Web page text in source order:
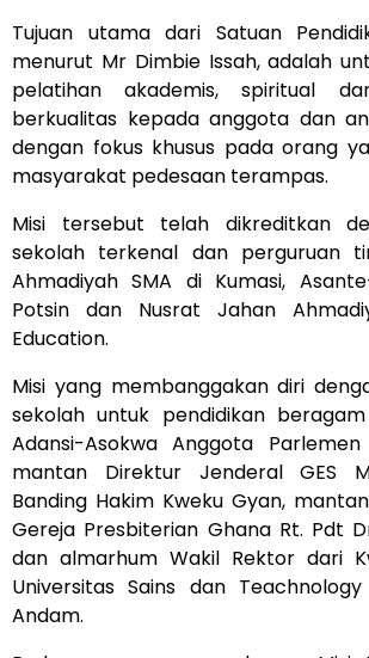
Tujuan utama dari Satuan
menurut Mr Dimbie Issah, adalah
pelatihan akademis, spiritual
berkualitas kepada anggota dan
dengan fokus khusus pada orang
masyarakat pedesaan terampas.
Misi tersebut telah dikreditkan
sekolah terkenal dan perguruan
Ahmadiyah SMA di Kumasi,
Potsin dan Nusrat Jahan
Education.
Misi yang membanggakan diri
sekolah untuk pendidikan
Adansi-Asokwa Anggota Parlemen
mantan Direktur Jenderal GES
Banding Hakim Kweku Gyan,
Gereja Presbiterian Ghana Rt. Pdt
dan almarhum Wakil Rektor dari
Universitas Sains dan
Andam.